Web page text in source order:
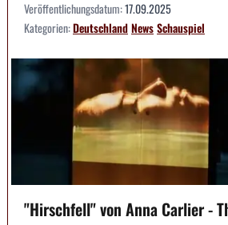
Veröffentlichungsdatum:17.09.2025
Kategorien:DeutschlandNewsSchauspiel
"Hirschfell" von Anna Carlier -